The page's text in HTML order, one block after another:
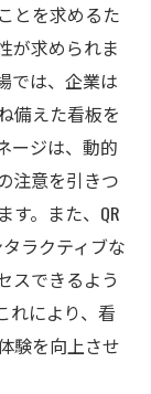
る看板の役
イン
目を集め
ビジネス
ンモデル
力
方法
とを求めるた
が求められま
では、企業は
備えた看板を
ージは、動的
注意を引きつ
す。また、QR
ラクティブな
スできるよう
れにより、看
験を向上させ